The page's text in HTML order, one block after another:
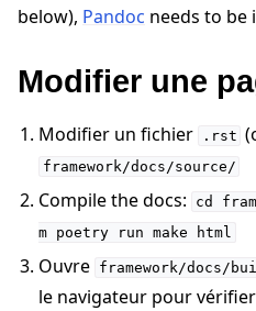
navigation of Quickstart
navigation of Build
navigation of Simulate
navigation of Deploy
below), Pandoc needs to be
Modifier une
Modifier un fichier .rst
framework/docs/source/
Compile the docs: cd
m poetry run make html
Ouvre framework/docs/
le navigateur pour